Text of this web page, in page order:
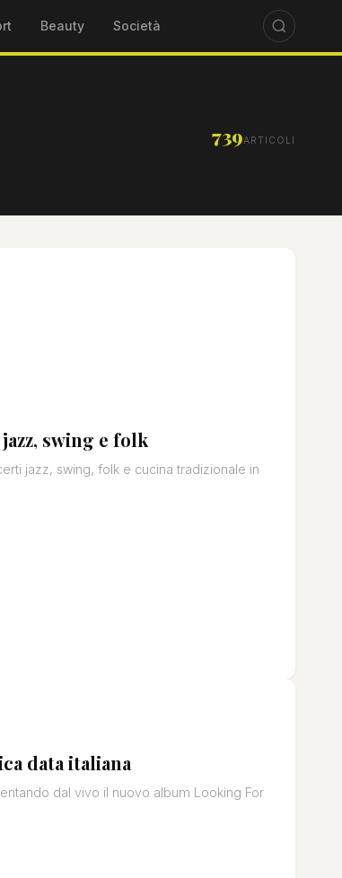
Beauty Società
739ARTICOLI
swing e folk
jazz, swing, folk e cucina tradizionale in
data italiana
dal vivo il nuovo album Looking For